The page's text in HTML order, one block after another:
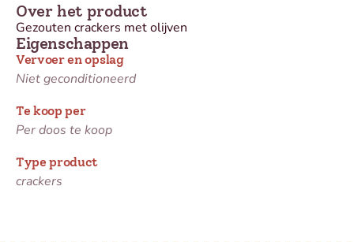
Eigenschappen
Vervoer en opslag
Niet geconditioneerd
Te koop per
Per doos te koop
Type product
crackers
Over het product
Gezouten crackers met olijven